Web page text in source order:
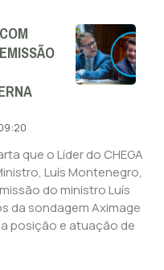
que o Líder do CHEGA
Luís Montenegro,
do ministro Luís
da sondagem Aximage
posição e atuação de